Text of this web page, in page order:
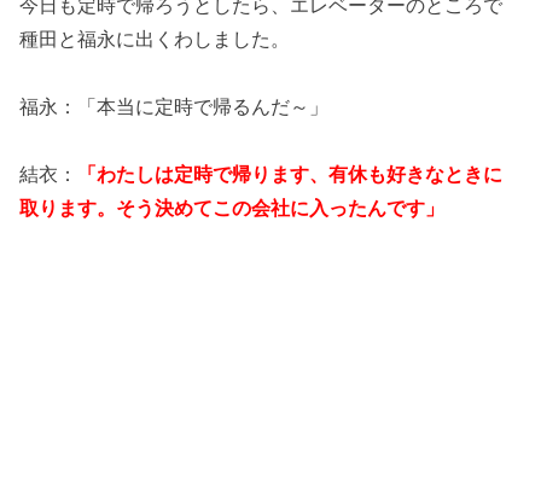
種田と福永に出くわしました。
福永：「本当に定時で帰るんだ～」
結衣：
「わたしは定時で帰ります、有休も好きなときに
取ります。そう決めてこの会社に入ったんです」